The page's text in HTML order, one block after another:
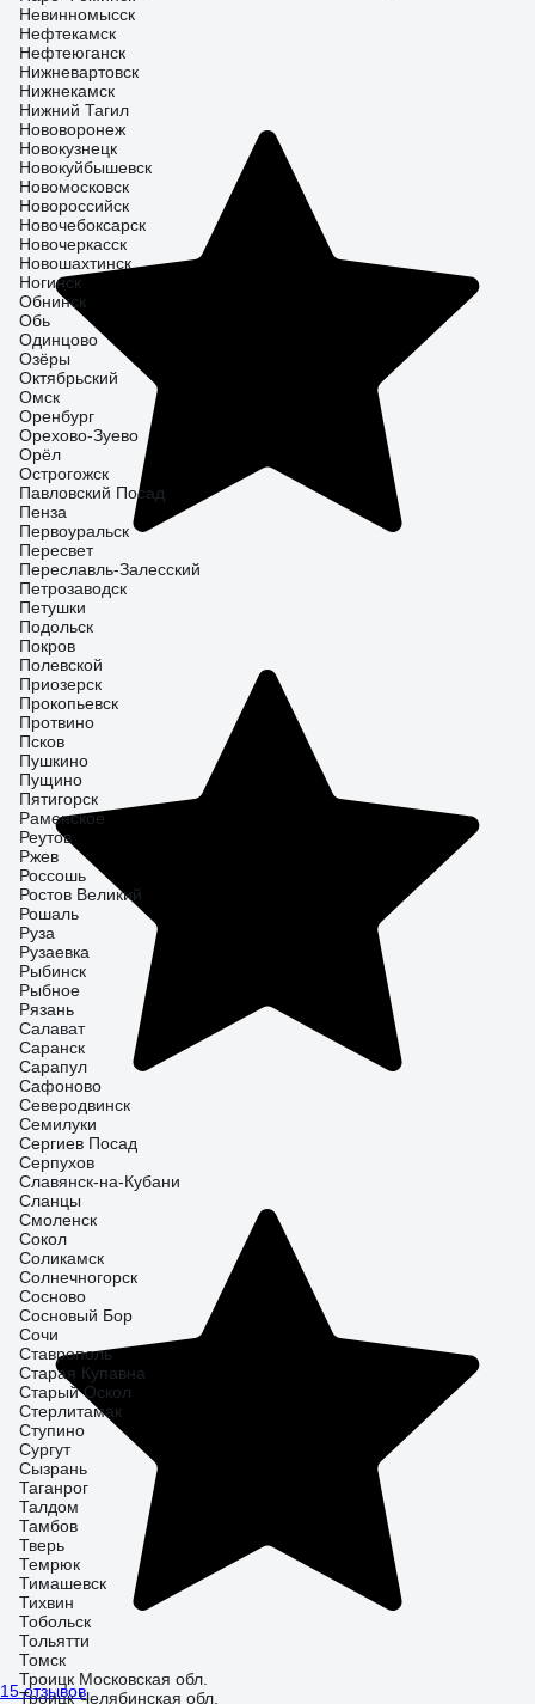
15 отзывов
Невинномысск
Нефтекамск
Нефтеюганск
Нижневартовск
Нижнекамск
Нижний Тагил
Нововоронеж
Новокузнецк
Новокуйбышевск
Новомосковск
Новороссийск
Новочебоксарск
Новочеркасск
Новошахтинск
Ногинск
Обнинск
Обь
Одинцово
Озёры
Октябрьский
Омск
Оренбург
Орехово-Зуево
Орёл
Острогожск
Павловский Посад
Пенза
Первоуральск
Пересвет
Переславль-Залесский
Петрозаводск
Петушки
Подольск
Покров
Полевской
Приозерск
Прокопьевск
Протвино
Псков
Пушкино
Пущино
Пятигорск
Раменское
Реутов
Ржев
Россошь
Ростов Великий
Рошаль
Руза
Рузаевка
Рыбинск
Рыбное
Рязань
Салават
Саранск
Сарапул
Сафоново
Северодвинск
Семилуки
Сергиев Посад
Серпухов
Славянск-на-Кубани
Сланцы
Смоленск
Сокол
Соликамск
Солнечногорск
Сосново
Сосновый Бор
Сочи
Ставрополь
Старая Купавна
Старый Оскол
Стерлитамак
Ступино
Сургут
Сызрань
Таганрог
Талдом
Тамбов
Тверь
Темрюк
Тимашевск
Тихвин
Тобольск
Тольятти
Томск
Троицк Московская обл.
Троицк Челябинская обл.